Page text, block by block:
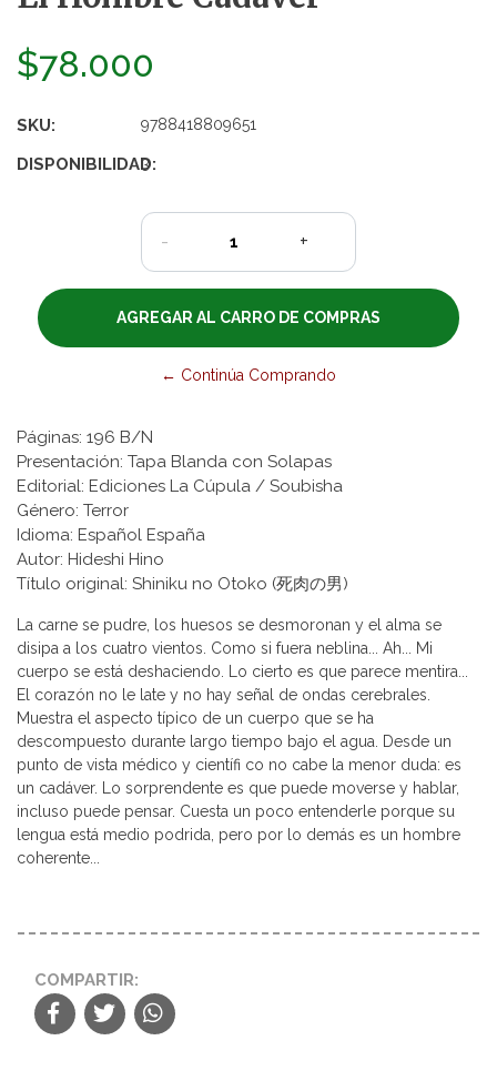
$78.000
SKU: 9788418809651
DISPONIBILIDAD:
3
- +
← Continúa Comprando
Páginas: 196 B/N
Presentación: Tapa Blanda con Solapas
Editorial: Ediciones La Cúpula / Soubisha
Género: Terror
Idioma: Español España
Autor: Hideshi Hino
Título original: Shiniku no Otoko (死肉の男)
La carne se pudre, los huesos se desmoronan y el alma se
disipa a los cuatro vientos. Como si fuera neblina... Ah... Mi
cuerpo se está deshaciendo. Lo cierto es que parece mentira...
El corazón no le late y no hay señal de ondas cerebrales.
Muestra el aspecto típico de un cuerpo que se ha
descompuesto durante largo tiempo bajo el agua. Desde un
punto de vista médico y científi co no cabe la menor duda: es
un cadáver. Lo sorprendente es que puede moverse y hablar,
incluso puede pensar. Cuesta un poco entenderle porque su
lengua está medio podrida, pero por lo demás es un hombre
coherente...
COMPARTIR: